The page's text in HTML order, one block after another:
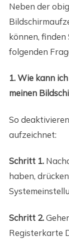
Neben der
können,
folgenden
1. Wie kann
meinen
So
aufzeichnet:
Schritt 1.
haben,
Schritt 2.
Registerkarte